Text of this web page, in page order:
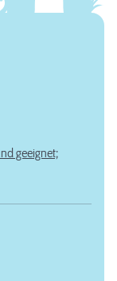
geeignet;